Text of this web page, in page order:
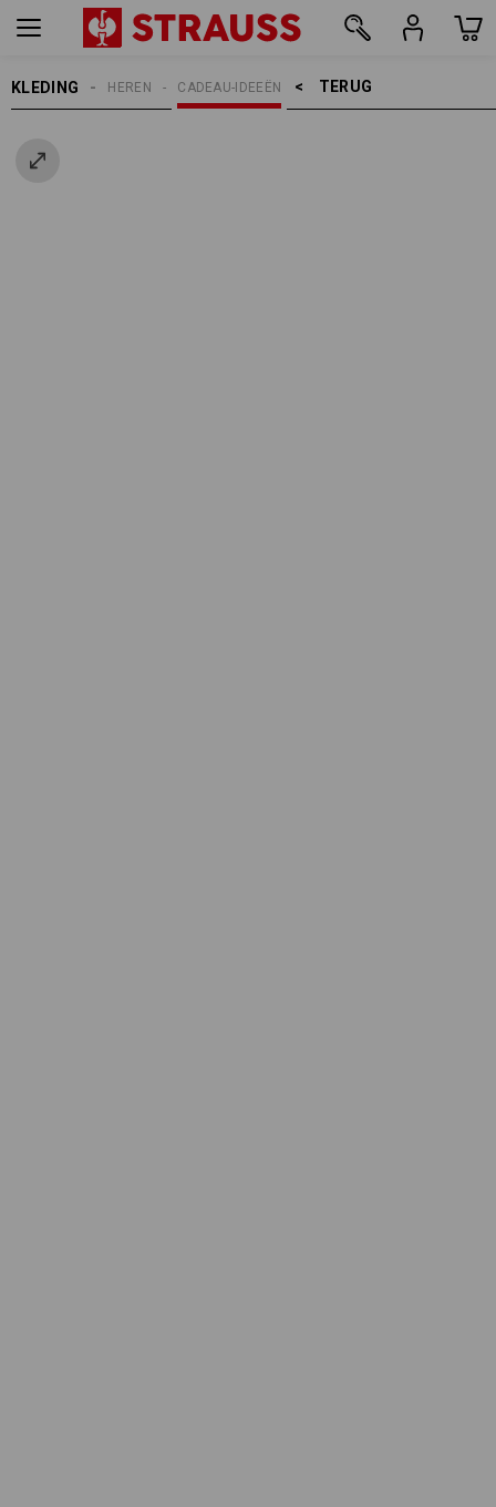
KLEDING TERUG    >
CADEAU-IDEEËN
HEREN